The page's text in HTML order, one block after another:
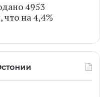
4953
на 4,4%